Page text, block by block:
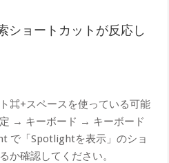
ショートカットが反応し
⌘+スペースを使っている可能
→ キーボード → キーボード
で「Spotlightを表示」のショ
か確認してください。